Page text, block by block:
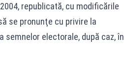
republicată, cu modificările
se pronunţe cu privire la
electorale, după caz, în